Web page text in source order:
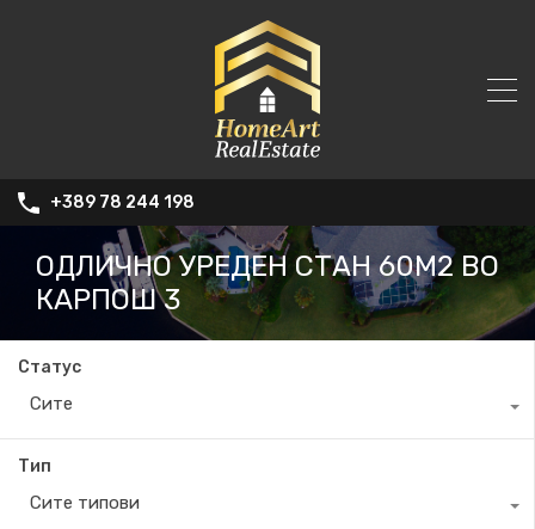
+389 78 244 198
ОДЛИЧНО УРЕДЕН СТАН 60М2 ВО
КАРПОШ 3
Статус
Сите
Тип
Сите типови